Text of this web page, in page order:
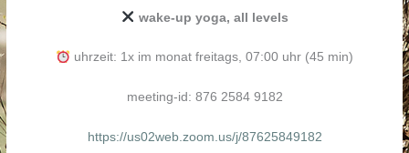
wake-up yoga, all levels
uhrzeit: 1x im monat freitags, 07:00 uhr (45 min)
meeting-id: 876 2584 9182
https://us02web.zoom.us/j/87625849182